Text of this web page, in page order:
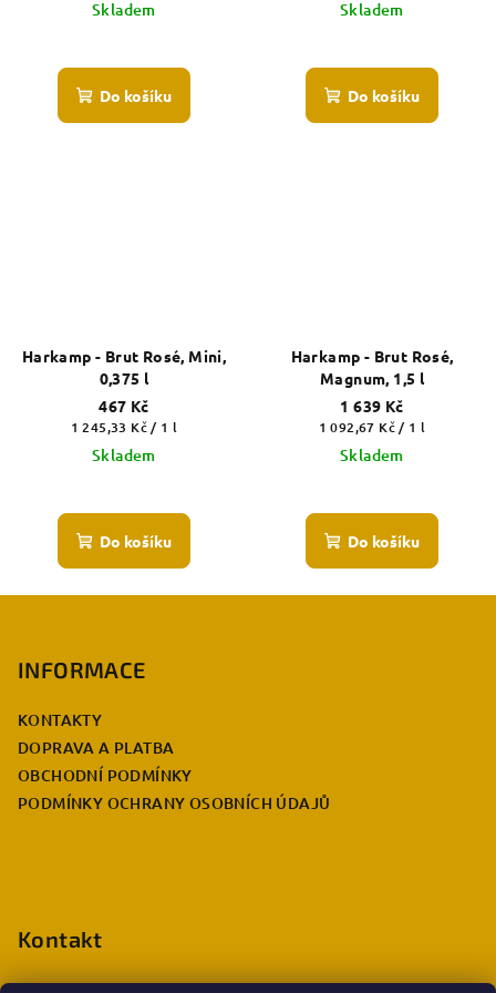
Skladem
Do košíku
Skladem
Do košíku
Harkamp - Brut Rosé, Mini,
0,375 l
467 Kč
Měrná
cena:
1 245,33 Kč / 1 l
Skladem
Do košíku
Harkamp - Brut Rosé,
Magnum, 1,5 l
1 639 Kč
Měrná
cena:
1 092,67 Kč / 1 l
Skladem
Do košíku
INFORMACE
KONTAKTY
DOPRAVA A PLATBA
OBCHODNÍ PODMÍNKY
PODMÍNKY OCHRANY OSOBNÍCH ÚDAJŮ
Kontakt